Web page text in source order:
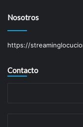
Nosotros
https://
Contacto